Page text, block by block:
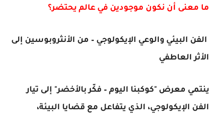
ما معنى أن نكون موجودين في عالم يحتضر؟
الفن البيئي والوعي الإيكولوجي – من الأنثروبوسين إلى
الأثر العاطفي
ينتمي معرض "كوكبنا اليوم – فكّر بالأخضر" إلى تيار
الفن الإيكولوجي، الذي يتفاعل مع قضايا البيئة،